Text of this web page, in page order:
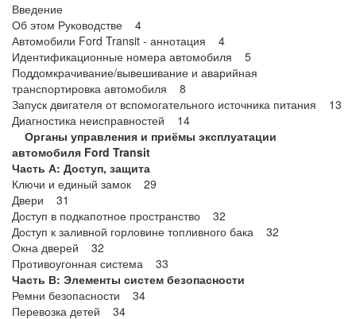
Введение
Об этом Руководстве 4
Автомобили Ford Transit - аннотация 4
Идентификационные номера автомобиля 5
Поддомкрачивание/вывешивание и аварийная
транспортировка автомобиля 8
Запуск двигателя от вспомогательного источника питания 13
Диагностика неисправностей 14
Органы управления и приёмы эксплуатации
автомобиля Ford Transit
Часть А: Доступ, защита
Ключи и единый замок 29
Двери 31
Доступ в подкапотное пространство 32
Доступ к заливной горловине топливного бака 32
Окна дверей 32
Противоугонная система 33
Часть В: Элементы систем безопасности
Ремни безопасности 34
Перевозка детей 34